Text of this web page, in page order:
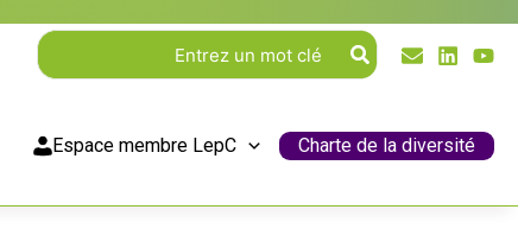
Rechercher:
Espace membre LepC Charte de la diversité